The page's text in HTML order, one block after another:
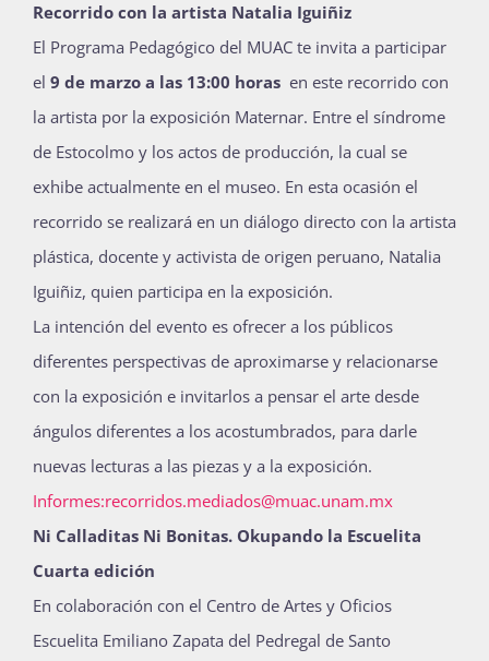
Recorrido con la artista Natalia Iguiñiz
El Programa Pedagógico del MUAC te invita a participar
el 9 de marzo a las 13:00 horas en este recorrido con
la artista por la exposición Maternar. Entre el síndrome
de Estocolmo y los actos de producción, la cual se
exhibe actualmente en el museo. En esta ocasión el
recorrido se realizará en un diálogo directo con la artista
plástica, docente y activista de origen peruano, Natalia
Iguiñiz, quien participa en la exposición.
La intención del evento es ofrecer a los públicos
diferentes perspectivas de aproximarse y relacionarse
con la exposición e invitarlos a pensar el arte desde
ángulos diferentes a los acostumbrados, para darle
nuevas lecturas a las piezas y a la exposición.
Informes:recorridos.mediados@muac.unam.mx
Ni Calladitas Ni Bonitas. Okupando la Escuelita
Cuarta edición
En colaboración con el Centro de Artes y Oficios
Escuelita Emiliano Zapata del Pedregal de Santo